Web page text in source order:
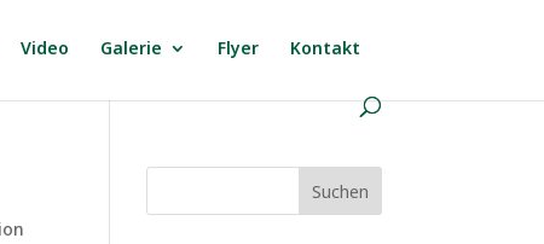
Video Galerie Flyer Kontakt
Suchen